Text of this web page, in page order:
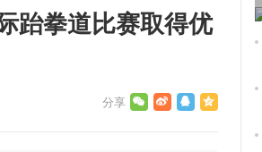
跆拳道比赛取得优